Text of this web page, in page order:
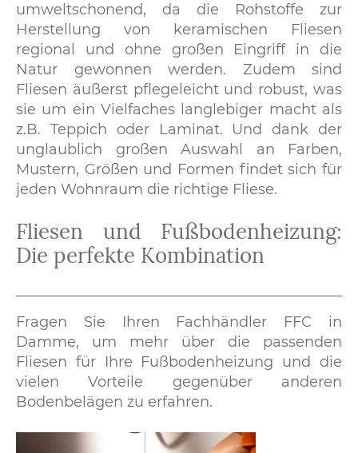
umweltschonend, da die Rohstoffe zur
Herstellung von keramischen Fliesen
regional und ohne großen Eingriff in die
Natur gewonnen werden. Zudem sind
Fliesen äußerst pflegeleicht und robust, was
sie um ein Vielfaches langlebiger macht als
z.B. Teppich oder Laminat. Und dank der
unglaublich großen Auswahl an Farben,
Mustern, Größen und Formen findet sich für
jeden Wohnraum die richtige Fliese.
Fliesen und Fußbodenheizung:
Die perfekte Kombination
Fragen Sie Ihren Fachhändler FFC in
Damme, um mehr über die passenden
Fliesen für Ihre Fußbodenheizung und die
vielen Vorteile gegenüber anderen
Bodenbelägen zu erfahren.